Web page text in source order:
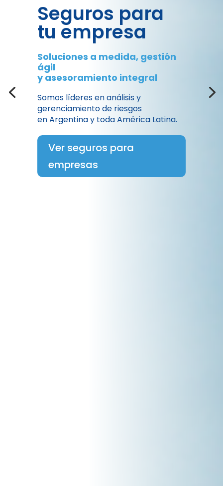
Seguros para
tu empresa
Soluciones a medida, gestión
ágil
y asesoramiento integral
Somos líderes en análisis y
gerenciamiento de riesgos
en Argentina y toda América Latina.
Ver seguros para
empresas